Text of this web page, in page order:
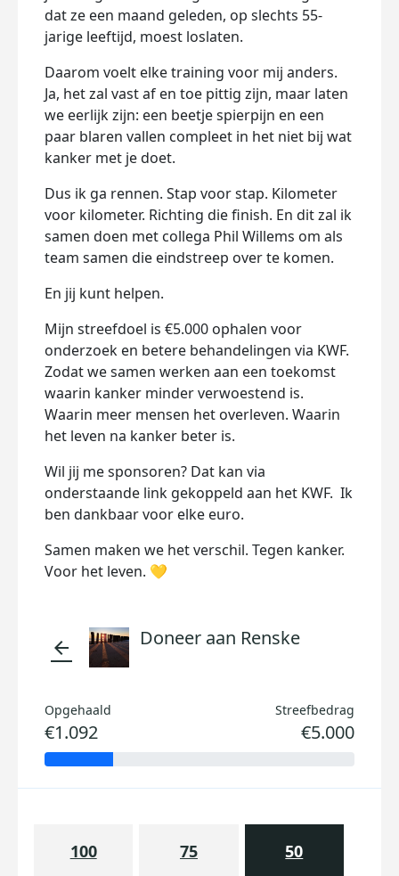
dat ze een maand geleden, op slechts 55-
jarige leeftijd, moest loslaten.
Daarom voelt elke training voor mij anders.
Ja, het zal vast af en toe pittig zijn, maar laten
we eerlijk zijn: een beetje spierpijn en een
paar blaren vallen compleet in het niet bij wat
kanker met je doet.
Dus ik ga rennen. Stap voor stap. Kilometer
voor kilometer. Richting die finish. En dit zal ik
samen doen met collega Phil Willems om als
team samen die eindstreep over te komen.
En jij kunt helpen.
Mijn streefdoel is €5.000 ophalen voor
onderzoek en betere behandelingen via KWF.
Zodat we samen werken aan een toekomst
waarin kanker minder verwoestend is.
Waarin meer mensen het overleven. Waarin
het leven na kanker beter is.
Wil jij me sponsoren? Dat kan via
onderstaande link gekoppeld aan het KWF. Ik
ben dankbaar voor elke euro.
Samen maken we het verschil. Tegen kanker.
Voor het leven. 💛
arrow_back Doneer aan Renske
Opgehaald
€1.092
Streefbedrag
€5.000
100 75 50